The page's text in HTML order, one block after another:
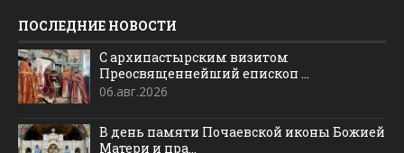
ПОСЛЕДНИЕ НОВОСТИ
С архипастырским визитом
Преосвященнейший епископ ...
06.авг.2026
В день памяти Почаевской иконы Божией
Матери и пра...